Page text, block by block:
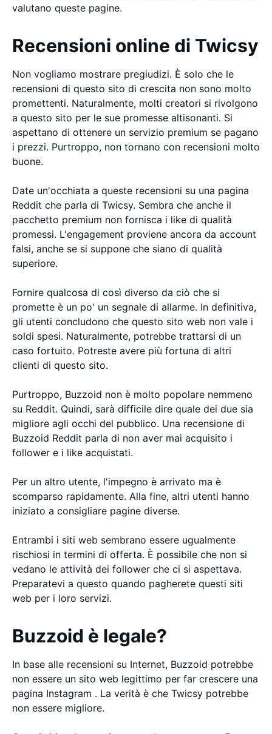
valutano queste pagine.
Recensioni online di Twicsy
Non vogliamo mostrare pregiudizi. È solo che le
recensioni di questo sito di crescita non sono molto
promettenti. Naturalmente, molti creatori si rivolgono
a questo sito per le sue promesse altisonanti. Si
aspettano di ottenere un servizio premium se pagano
i prezzi. Purtroppo, non tornano con recensioni molto
buone.
Date un'occhiata a queste recensioni su una pagina
Reddit che parla di Twicsy. Sembra che anche il
pacchetto premium non fornisca i like di qualità
promessi. L'engagement proviene ancora da account
falsi, anche se si suppone che siano di qualità
superiore.
Fornire qualcosa di così diverso da ciò che si
promette è un po' un segnale di allarme. In definitiva,
gli utenti concludono che questo sito web non vale i
soldi spesi. Naturalmente, potrebbe trattarsi di un
caso fortuito. Potreste avere più fortuna di altri
clienti di questo sito.
Purtroppo, Buzzoid non è molto popolare nemmeno
su Reddit. Quindi, sarà difficile dire quale dei due sia
migliore agli occhi del pubblico. Una recensione di
Buzzoid Reddit parla di non aver mai acquisito i
follower e i like acquistati.
Per un altro utente, l'impegno è arrivato ma è
scomparso rapidamente. Alla fine, altri utenti hanno
iniziato a consigliare pagine diverse.
Entrambi i siti web sembrano essere ugualmente
rischiosi in termini di offerta. È possibile che non si
vedano le attività dei follower che ci si aspettava.
Preparatevi a questo quando pagherete questi siti
web per i loro servizi.
Buzzoid è legale?
In base alle recensioni su Internet, Buzzoid potrebbe
non essere un sito web legittimo per far crescere una
pagina Instagram . La verità è che Twicsy potrebbe
non essere migliore.